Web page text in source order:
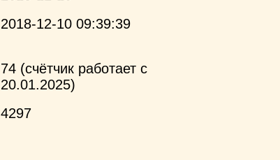
2018-12-10 09:39:39
74 (счётчик работает с
20.01.2025)
4297